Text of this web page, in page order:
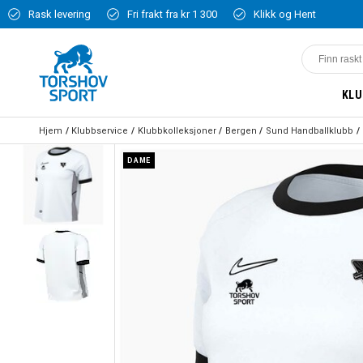
Rask levering Fri frakt fra kr 1 300 Klikk og Hent
Hjem Klubbservice Klubbkolleksjoner Bergen Sund Handballklubb
DAME